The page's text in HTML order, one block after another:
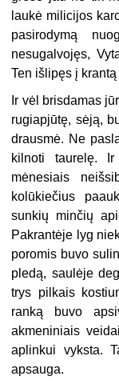
laukė milicijos
pasirodymą
nesugalvojęs,
Ten išlipęs į
Ir vėl brisdamas
rugiapjūtę, sėją,
drausmė. Ne
kilnoti taurelę. Ir
mėnesiais
kolūkiečius
sunkių minčių
Pakrantėje lyg
poromis buvo
pledą, saulėje
trys pilkais
ranką buvo
akmeniniais
aplinkui vyksta.
apsauga.